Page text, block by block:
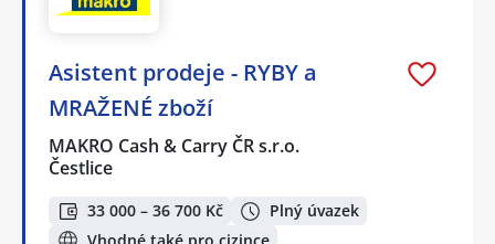
Asistent prodeje - RYBY a
MRAŽENÉ zboží
MAKRO Cash & Carry ČR s.r.o.
Čestlice
33 000 – 36 700 Kč
Plný úvazek